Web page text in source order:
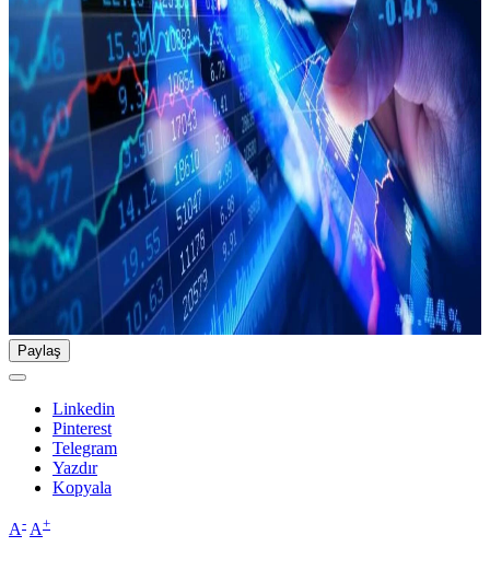
Paylaş
Linkedin
Pinterest
Telegram
Yazdır
Kopyala
A- A+